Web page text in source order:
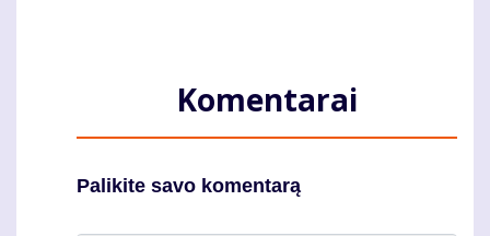
Komentarai
Palikite savo komentarą